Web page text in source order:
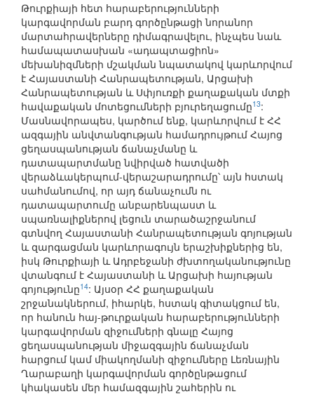
Թուրքիայի հետ հարաբերությունների
կարգավորման բարդ գործընթացի նորանոր
մարտահրավերները դիմագրավելու, ինչպես նաև
համապատասխան «ադապտացիոն»
մեխանիզմների մշակման նպատակով կարևորվում
է Հայաստանի Հանրապետության, Արցախի
Հանրապետության և Սփյուռքի քաղաքական մտքի
հավաքական մոտեցումների բյուրեղացումը13:
Մասնավորապես, կարծում ենք, կարևորվում է ՀՀ
ազգային անվտանգության համադրույթում Հայոց
ցեղասպանության ճանաչմանը և
դատապարտմանը նվիրված հատվածի
վերաձևակերպում-վերաշարադրումը՝ այն հստակ
սահմանումով, որ այդ ճանաչումն ու
դատապարտումը անբարենպաստ և
սպառնալիքներով լեցուն տարածաշրջանում
գտնվող Հայաստանի Հանրապետության գոյության
և զարգացման կարևորագույն երաշխիքներից են,
իսկ Թուրքիայի և Ադրբեջանի ժխտողականությունը
վտանգում է Հայաստանի և Արցախի հայության
գոյությունը14: Այսօր ՀՀ քաղաքական
շրջանակներում, իհարկե, հստակ գիտակցում են,
որ հանուն հայ-թուրքական հարաբերությունների
կարգավորման զիջումների գնալը Հայոց
ցեղասպանության միջազգային ճանաչման
հարցում կամ միակողմանի զիջումները Լեռնային
Ղարաբաղի կարգավորման գործընթացում
կհակասեն մեր համազգային շահերին ու